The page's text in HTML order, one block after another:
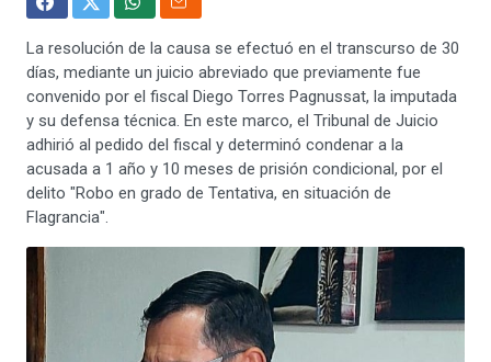
La resolución de la causa se efectuó en el transcurso de 30
días, mediante un juicio abreviado que previamente fue
convenido por el fiscal Diego Torres Pagnussat, la imputada
y su defensa técnica. En este marco, el Tribunal de Juicio
adhirió al pedido del fiscal y determinó condenar a la
acusada a 1 año y 10 meses de prisión condicional, por el
delito "Robo en grado de Tentativa, en situación de
Flagrancia".